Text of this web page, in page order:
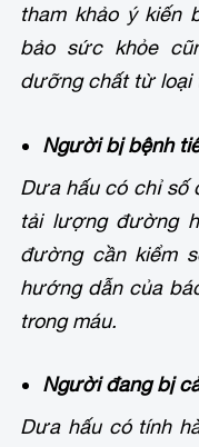
tham khảo ý kiến
bảo sức khỏe
dưỡng chất từ loại
Người bị bệnh
Dưa hấu có chỉ số
tải lượng đường
đường cần kiểm
hướng dẫn của
trong máu.
Người đang bị
Dưa hấu có tính